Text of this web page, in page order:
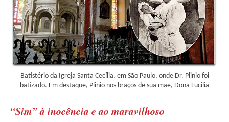
Batistério da Igreja Santa Cecília, em São Paulo, onde Dr. Plinio foi
batizado. Em destaque, Plinio nos braços de sua mãe, Dona Lucilia
“Sim” à inocência e ao maravilhoso